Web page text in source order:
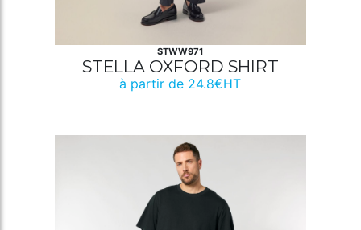
STWW971
STELLA OXFORD SHIRT
à partir de 24.8€HT